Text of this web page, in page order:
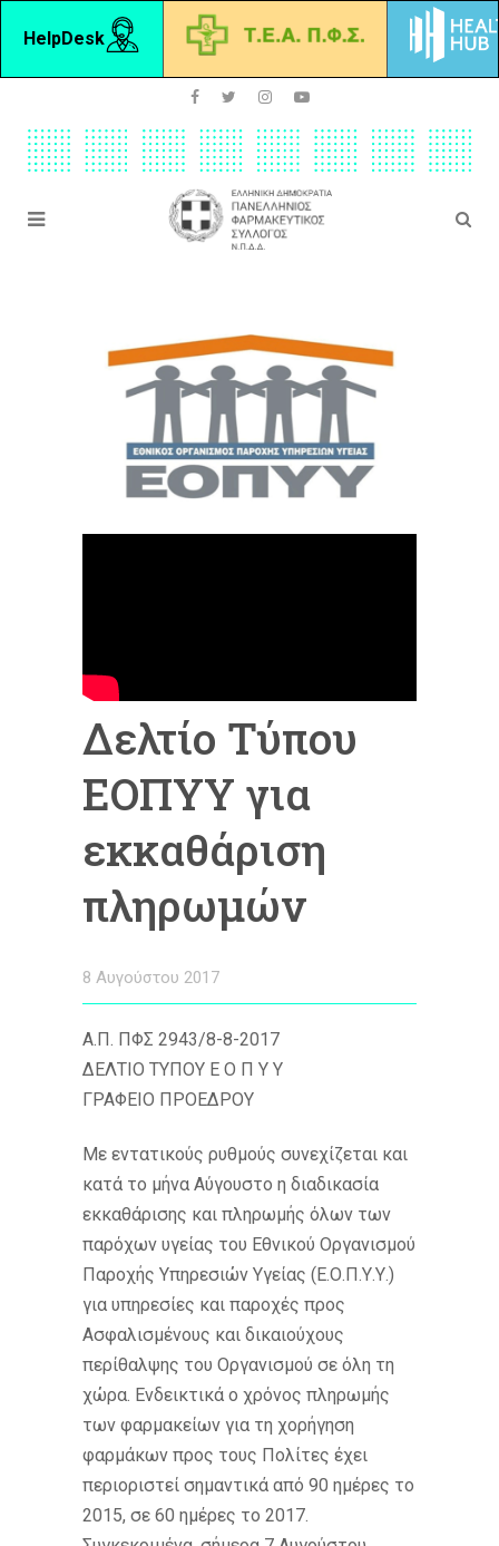
HelpDesk
Δελτίο Τύπου
ΕΟΠΥΥ για
εκκαθάριση
πληρωμών
8 Αυγούστου 2017
Α.Π. ΠΦΣ 2943/8-8-2017
ΔΕΛΤΙΟ ΤΥΠΟΥ Ε Ο Π Υ Υ
ΓΡΑΦΕΙΟ ΠΡΟΕΔΡΟΥ
Με εντατικούς ρυθμούς συνεχίζεται και
κατά το μήνα Αύγουστο η διαδικασία
εκκαθάρισης και πληρωμής όλων των
παρόχων υγείας του Εθνικού Οργανισμού
Παροχής Υπηρεσιών Υγείας (Ε.Ο.Π.Υ.Υ.)
για υπηρεσίες και παροχές προς
Ασφαλισμένους και δικαιούχους
περίθαλψης του Οργανισμού σε όλη τη
χώρα. Ενδεικτικά ο χρόνος πληρωμής
των φαρμακείων για τη χορήγηση
φαρμάκων προς τους Πολίτες έχει
περιοριστεί σημαντικά από 90 ημέρες το
2015, σε 60 ημέρες το 2017.